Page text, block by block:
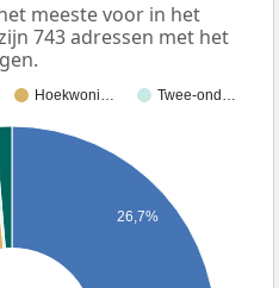
meeste voor in het
743 adressen met het
Hoekwoni…
Twee-ond…
26,7%